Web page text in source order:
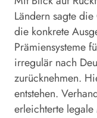
Ländern sagte
die konkrete
Prämiensysteme
irregulär nach
zurücknehmen.
entstehen.
erleichterte